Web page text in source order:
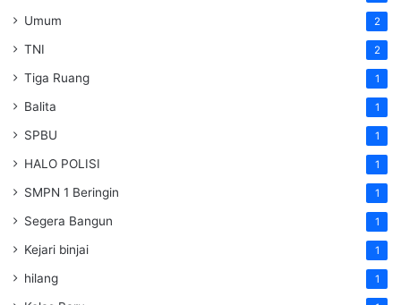
Umum 2
TNI 2
Tiga Ruang 1
Balita 1
SPBU 1
HALO POLISI 1
SMPN 1 Beringin 1
Segera Bangun 1
Kejari binjai 1
hilang 1